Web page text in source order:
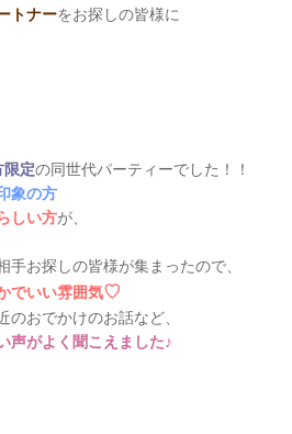
トナーをお探しの皆様に
限定の同世代パーティーでした！！
象の方
しい方が、
手お探しの皆様が集まったので、
でいい雰囲気♡
おでかけのお話など、
声がよく聞こえました♪